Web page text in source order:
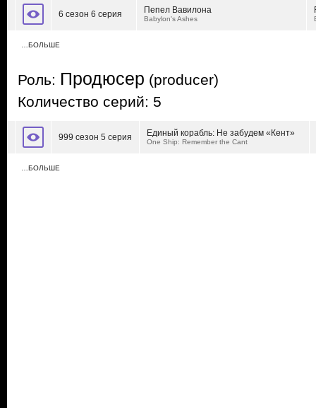
6 сезон 6 серия Пепел Вавилона
Babylon's Ashes
…БОЛЬШЕ
Роль: Продюсер (producer)
Количество серий: 5
999 сезон 5 серия Единый корабль: Не забудем «Кент»
One Ship: Remember the Cant
…БОЛЬШЕ